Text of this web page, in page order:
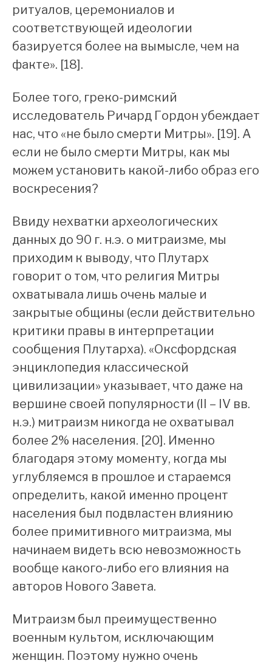
ритуалов, церемониалов и
соответствующей идеологии
базируется более на вымысле, чем на
факте». [18].
Более того, греко-римский
исследователь Ричард Гордон убеждает
нас, что «не было смерти Митры». [19]. А
если не было смерти Митры, как мы
можем установить какой-либо образ его
воскресения?
Ввиду нехватки археологических
данных до 90 г. н.э. о митраизме, мы
приходим к выводу, что Плутарх
говорит о том, что религия Митры
охватывала лишь очень малые и
закрытые общины (если действительно
критики правы в интерпретации
сообщения Плутарха). «Оксфордская
энциклопедия классической
цивилизации» указывает, что даже на
вершине своей популярности (II – IV вв.
н.э.) митраизм никогда не охватывал
более 2% населения. [20]. Именно
благодаря этому моменту, когда мы
углубляемся в прошлое и стараемся
определить, какой именно процент
населения был подвластен влиянию
более примитивного митраизма, мы
начинаем видеть всю невозможность
вообще какого-либо его влияния на
авторов Нового Завета.
Митраизм был преимущественно
военным культом, исключающим
женщин. Поэтому нужно очень